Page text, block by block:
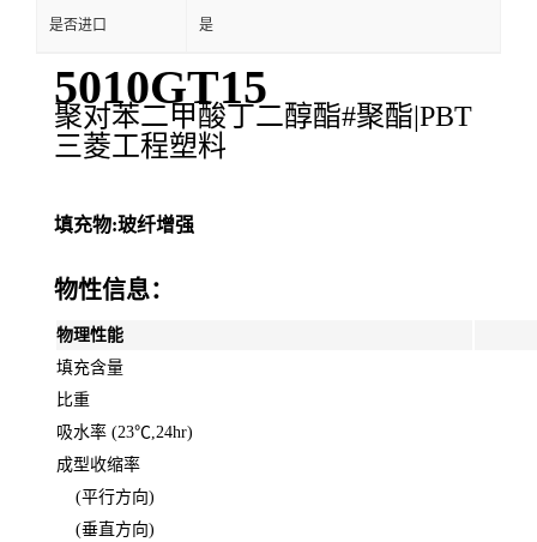
是否进口 是
5010GT15
聚对苯二甲酸丁二醇酯#聚酯|PBT
三菱工程塑料
填充物:玻纤增强
物性信息：
物理性能
填充含量
比重
吸水率 (23℃,24hr)
成型收缩率
(平行方向)
(垂直方向)